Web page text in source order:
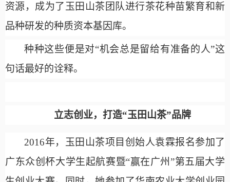
资源，成为了玉田山茶团队进行茶花种苗繁育和新
品种研发的种质资本基因库。
种种这些便是对“机会总是留给有准备的人”这
句话最好的诠释。
立志创业，打造“玉田山茶”品牌
2016年，玉田山茶项目创始人袁霖报名参加了
广东众创杯大学生起航赛暨“赢在广州”第五届大学